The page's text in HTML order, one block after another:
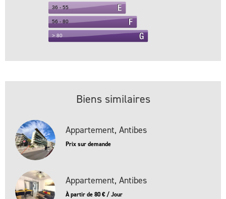
Biens similaires
Appartement, Antibes
Prix sur demande
Appartement, Antibes
À partir de 80 € / Jour